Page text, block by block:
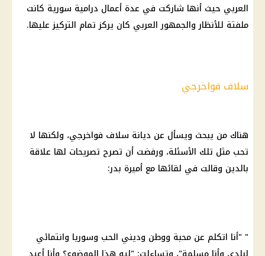
العربي حيث أنها شاركت في عدة أعمال درامية سورية كانت
ملفتة للأنظار والجمهور العربي كان يركز تمام التركيز عليها.
سلاف فواخرجي
هناك من يبحث ويسأل عن ديانة سلاف فواخرجي، ولكنها لا
تحب مثل تلك الأسئلة، ورفضت أن تصرح تصريحات لها علاقة
بالدين وقالت في لقائها مع أميرة بدر:
" "أنا اتكلم عن محبة ووطن وديني الحب وسوريا وانتمائي